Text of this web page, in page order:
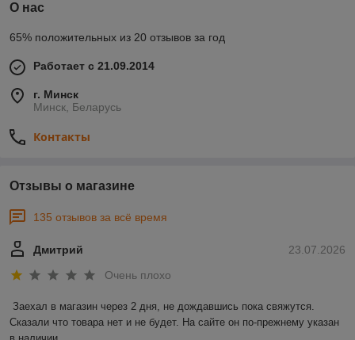
О нас
65% положительных из 20 отзывов за год
Работает с 21.09.2014
г. Минск
Минск, Беларусь
Контакты
Отзывы о магазине
135 отзывов за всё время
23.07.2026
Дмитрий
Очень плохо
Заехал в магазин через 2 дня, не дождавшись пока свяжутся.
Сказали что товара нет и не будет. На сайте он по-прежнему указан